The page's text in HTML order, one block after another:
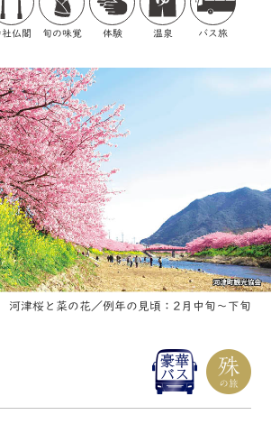
社仏閣 旬の味覚 体験 温泉 バス旅
河津桜と菜の花／例年の見頃：2月中旬～下旬